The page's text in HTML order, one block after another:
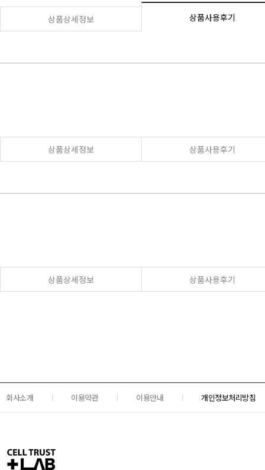
상품상세정보 상품사용후기
상품상세정보 상품사용후기
상품상세정보 상품사용후기
회사소개 이용약관 이용안내 개인정보처리방침